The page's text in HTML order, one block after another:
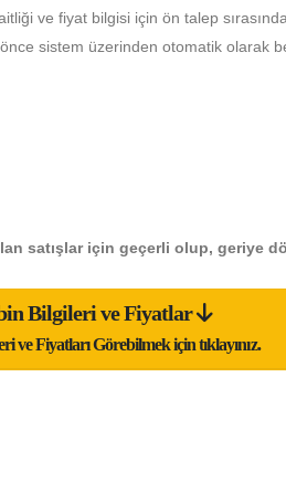
ve fiyat bilgisi için ön talep
sistem üzerinden otomatik olarak
satışlar için geçerli olup, geriye
Bilgileri ve Fiyatlar
ve Fiyatları Görebilmek için tıklayınız.